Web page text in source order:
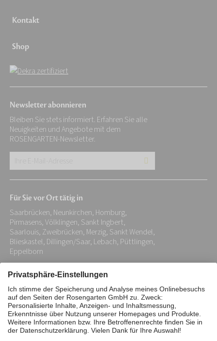
Kontakt
Shop
Newsletter abonnieren
Bleiben Sie stets informiert. Erfahren Sie alle
Neuigkeiten und Angebote mit dem
ROSENGARTEN-Newsletter.
E-
Adresse:
*
Für Sie vor Ort tätig in
Saarbrücken, Neunkirchen, Homburg,
Pirmasens, Völklingen, Sankt Ingbert,
Saarlouis, Zweibrücken, Merzig, Sankt Wendel,
Blieskastel, Dillingen/Saar, Lebach, Püttlingen,
Eppelborn
Impressum Datenschutz
Stiftung
Interne Meldestelle
Zahlungsmittel
Barrierefreiheitserklärung
Vertrag widerrufen